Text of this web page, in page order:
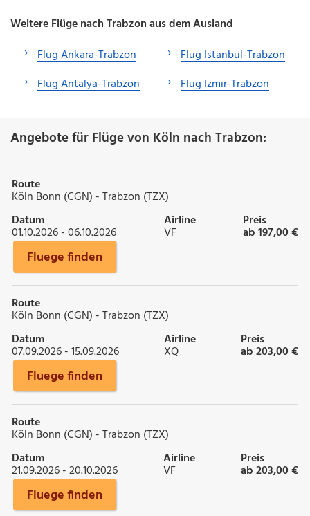
Weitere Flüge nach Trabzon aus dem Ausland
Flug Ankara-Trabzon
Flug Antalya-Trabzon
Flug Istanbul-Trabzon
Flug Izmir-Trabzon
Angebote für Flüge von Köln nach Trabzon:
Route
Köln Bonn (CGN) - Trabzon (TZX)
Datum
01.10.2026 - 06.10.2026
Airline
VF
Preis
ab 197,00 €
Fluege finden
Route
Köln Bonn (CGN) - Trabzon (TZX)
Datum
07.09.2026 - 15.09.2026
Airline
XQ
Preis
ab 203,00 €
Fluege finden
Route
Köln Bonn (CGN) - Trabzon (TZX)
Datum
21.09.2026 - 20.10.2026
Airline
VF
Preis
ab 203,00 €
Fluege finden